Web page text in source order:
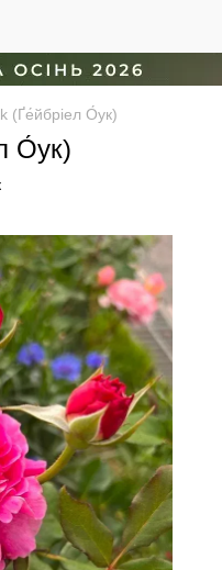
(Ґе́йбріел О́ук)
О́ук)